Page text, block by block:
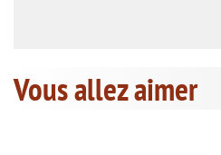
Vous allez aimer